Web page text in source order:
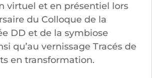
virtuel et en présentiel lors
du Colloque de la
DD et de la symbiose
qu’au vernissage Tracés de
en transformation.